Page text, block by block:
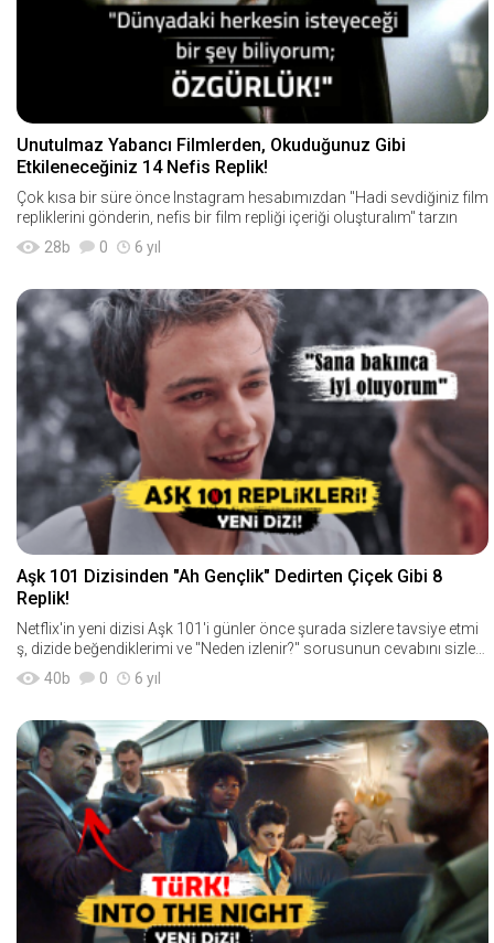
Unutulmaz Yabancı Filmlerden, Okuduğunuz Gibi
Etkileneceğiniz 14 Nefis Replik!
Çok kısa bir süre önce Instagram hesabımızdan "Hadi sevdiğiniz film
repliklerini gönderin, nefis bir film repliği içeriği oluşturalım" tarzın
28b 0 6 yıl
Aşk 101 Dizisinden "Ah Gençlik" Dedirten Çiçek Gibi 8
Replik!
Netflix'in yeni dizisi Aşk 101'i günler önce şurada sizlere tavsiye etmi
ş, dizide beğendiklerimi ve "Neden izlenir?" sorusunun cevabını sizlere
yazmıştı
40b 0 6 yıl